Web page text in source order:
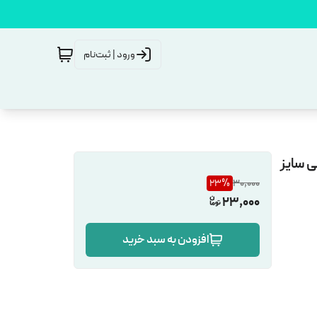
ورود | ثبت‌نام
سایز
30,000
23%
23,000
افزودن به سبد خرید